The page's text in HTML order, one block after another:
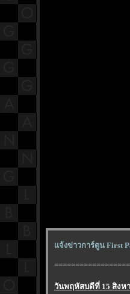
จ้งข่าวการ์ตูน First
วันพฤหัสบดีที่ 15 สิงห